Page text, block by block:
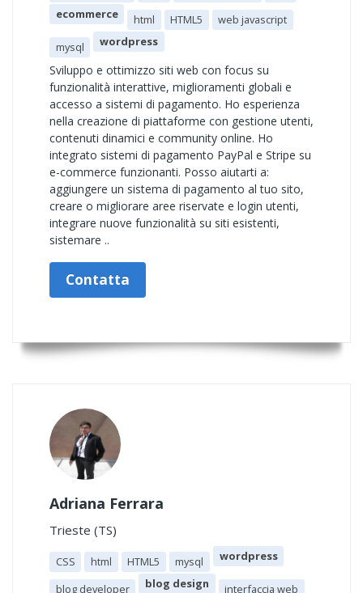
ecommerce
html HTML5
web javascript
mysql
wordpress
Sviluppo e ottimizzo siti web con focus su
funzionalità interattive, miglioramenti globali e
accesso a sistemi di pagamento. Ho esperienza
nella creazione di piattaforme con gestione utenti,
contenuti dinamici e community online. Ho
integrato sistemi di pagamento PayPal e Stripe su
e-commerce funzionanti. Posso aiutarti a:
aggiungere un sistema di pagamento al tuo sito,
creare o migliorare aree riservate e login utenti,
integrare nuove funzionalità su siti esistenti,
sistemare ..
Contatta
Adriana Ferrara
Trieste (TS)
CSS html HTML5 mysql wordpress
blog developer blog design
interfaccia web